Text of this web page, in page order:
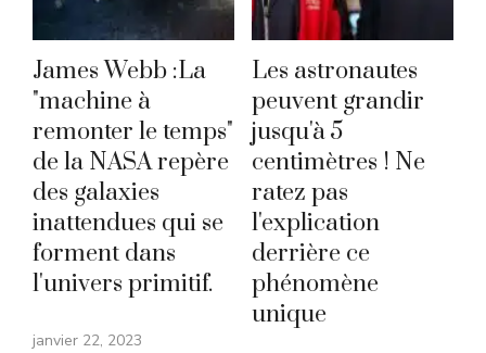
James Webb :La
"machine à
remonter le temps"
de la NASA repère
des galaxies
inattendues qui se
forment dans
l'univers primitif.
janvier 22, 2023
Les astronautes
peuvent grandir
jusqu'à 5
centimètres ! Ne
ratez pas
l'explication
derrière ce
phénomène
unique